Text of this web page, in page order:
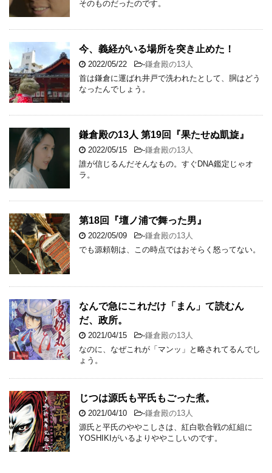
そのものだったのです。
今、義経がいる場所を突き止めた！
2022/05/22 -鎌倉殿の13人
首は鎌倉に運ばれ井戸で洗われたとして、胴はどう
なったんでしょう。
鎌倉殿の13人 第19回『果たせぬ凱旋』
2022/05/15 -鎌倉殿の13人
誰が信じるんだそんなもの。すぐDNA鑑定じゃオ
ラ。
第18回『壇ノ浦で舞った男』
2022/05/09 -鎌倉殿の13人
でも源頼朝は、この時点ではおそらく怒ってない。
なんで急にこれだけ「まん」て読むん
だ、政所。
2021/04/15 -鎌倉殿の13人
なのに、なぜこれが「マンッ」と略されてるんでし
ょう。
じつは源氏も平氏もごった煮。
2021/04/10 -鎌倉殿の13人
源氏と平氏のややこしさは、紅白歌合戦の紅組に
YOSHIKIがいるよりややこしいのです。